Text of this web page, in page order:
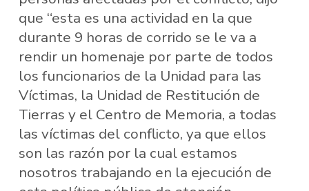
que “esta es una actividad en la que
durante 9 horas de corrido se le va a
rendir un homenaje por parte de todos
los funcionarios de la Unidad para las
Víctimas, la Unidad de Restitución de
Tierras y el Centro de Memoria, a todas
las víctimas del conflicto, ya que ellos
son las razón por la cual estamos
nosotros trabajando en la ejecución de